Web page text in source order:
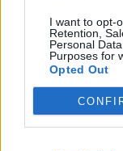
I want to opt-
Retention,
Personal
Purposes for
Opted Out